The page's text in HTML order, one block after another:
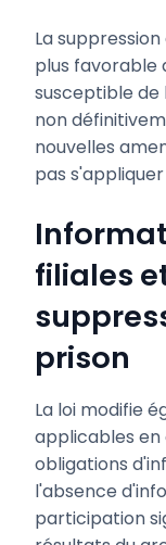
La
plus favorable
susceptible de
non
nouvelles
pas
filiales
prison
La loi modifie
applicables
obligations
l'absence
participation